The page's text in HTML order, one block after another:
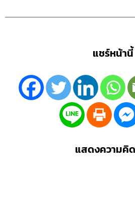
แชร์หน้านี้
แสดงความคิ